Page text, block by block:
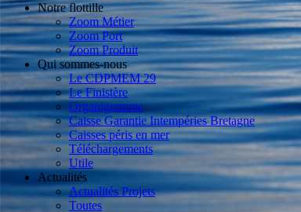
Notre flottille
Zoom Métier
Zoom Port
Zoom Produit
Qui sommes-nous
Le CDPMEM 29
Le Finistère
Organigramme
Caisse Garantie Intempéries Bretagne
Caisses péris en mer
Téléchargements
Utile
Actualités
Actualités Projets
Toutes